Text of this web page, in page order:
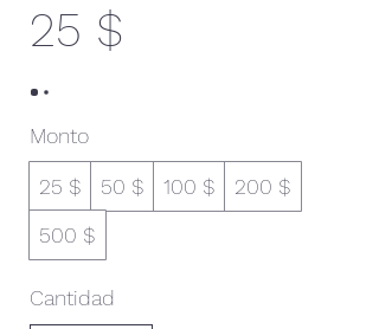
25 $
Monto
25 $ 50 $ 100 $
200 $
500 $
Cantidad